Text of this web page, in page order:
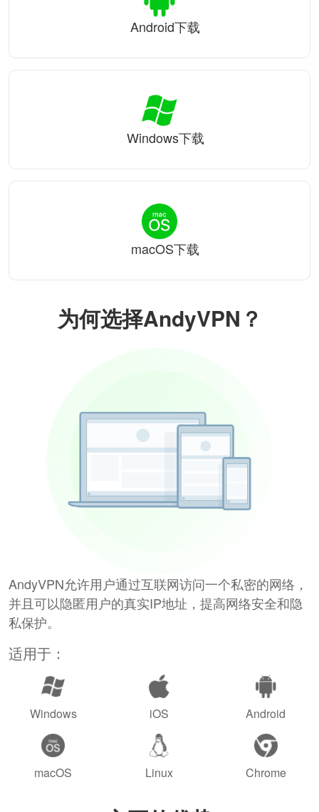
为何选择AndyVPN？
AndyVPN允许用户通过互联网访问一个私密的网络，
并且可以隐匿用户的真实IP地址，提高网络安全和隐
私保护。
适用于：
Windows iOS Android
macOS Linux Chrome
Android下载
Windows下载
macOS下载